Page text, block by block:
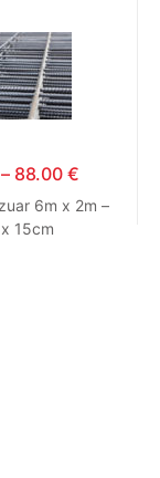
– 88.00 €
6m x 2m –
15cm